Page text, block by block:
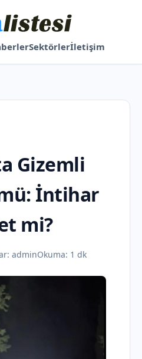
Sektörlerİletişim
Gizemli
İntihar
mi?
adminOkuma: 1 dk